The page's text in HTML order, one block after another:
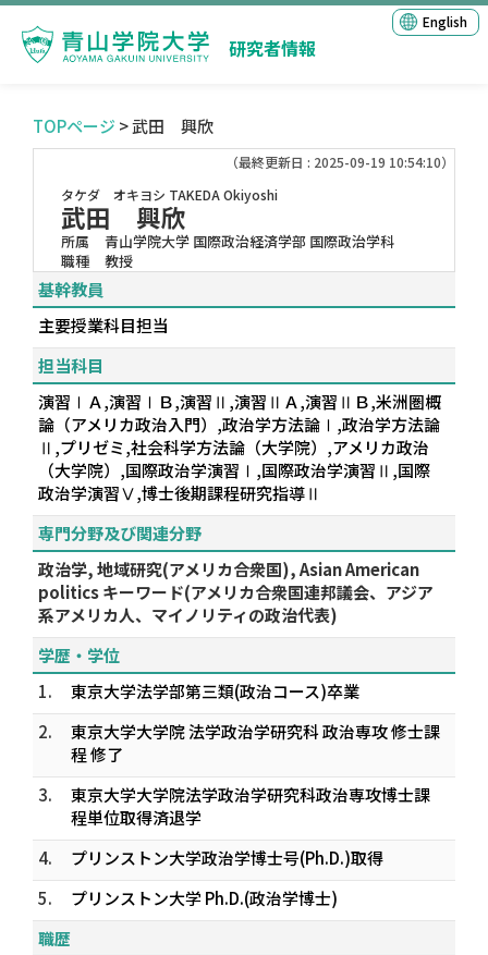
研究者情報
English
TOPページ > 武田 興欣
（最終更新日 : 2025-09-19 10:54:10）
タケダ オキヨシ TAKEDA Okiyoshi
武田 興欣
所属
青山学院大学 国際政治経済学部 国際政治学科
職種
教授
基幹教員
主要授業科目担当
担当科目
演習ⅠＡ,演習ⅠＢ,演習Ⅱ,演習ⅡＡ,演習ⅡＢ,米洲圏概
論（アメリカ政治入門）,政治学方法論Ⅰ,政治学方法論
Ⅱ,プリゼミ,社会科学方法論（大学院）,アメリカ政治
（大学院）,国際政治学演習Ⅰ,国際政治学演習Ⅱ,国際
政治学演習Ⅴ,博士後期課程研究指導Ⅱ
専門分野及び関連分野
政治学, 地域研究(アメリカ合衆国), Asian American
politics キーワード(アメリカ合衆国連邦議会、アジア
系アメリカ人、マイノリティの政治代表)
学歴・学位
1.
東京大学法学部第三類(政治コース)卒業
2.
東京大学大学院 法学政治学研究科 政治専攻 修士課
程 修了
3.
東京大学大学院法学政治学研究科政治専攻博士課
程単位取得済退学
4.
プリンストン大学政治学博士号(Ph.D.)取得
5.
プリンストン大学 Ph.D.(政治学博士)
職歴